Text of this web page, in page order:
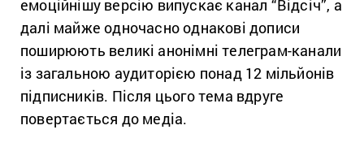
емоційнішу версію випускає канал “Відсіч”, а
далі майже одночасно однакові дописи
поширюють великі анонімні телеграм-канали
із загальною аудиторією понад 12 мільйонів
підписників. Після цього тема вдруге
повертається до медіа.